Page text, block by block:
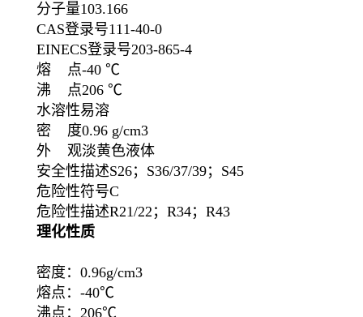
分子量103.166
CAS登录号111-40-0
EINECS登录号203-865-4
熔 点-40 ℃
沸 点206 ℃
水溶性易溶
密 度0.96 g/cm3
外 观淡黄色液体
安全性描述S26；S36/37/39；S45
危险性符号C
危险性描述R21/22；R34；R43
理化性质
密度：0.96g/cm3
熔点：-40℃
沸点：206℃